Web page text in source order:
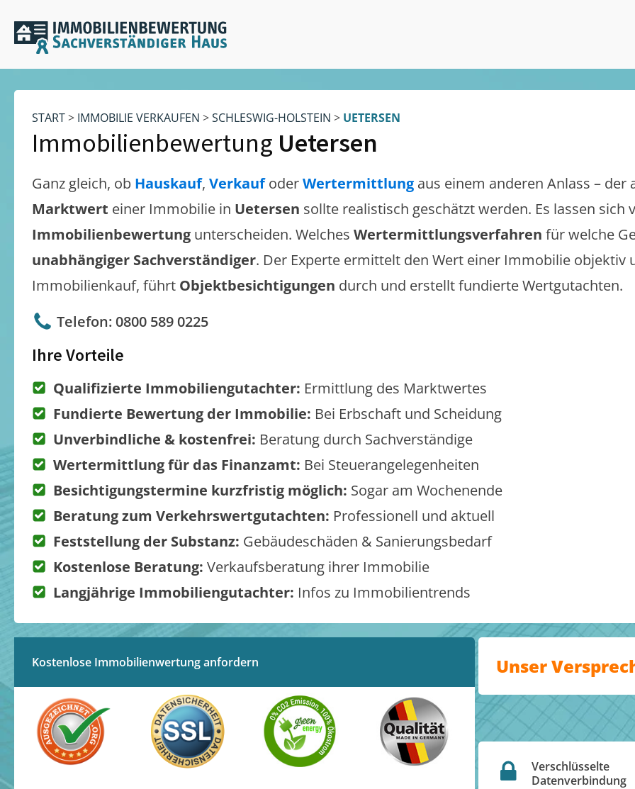
START> IMMOBILIE VERKAUFEN >SCHLESWIG-HOLSTEIN > UETERSEN
Immobilienbewertung Uetersen
Ganz gleich, ob Hauskauf, VerkaufoderWertermittlung aus einem anderen Anlass – der
Marktwert einer Immobilie in Uetersen sollte realistisch geschätzt werden. Es lassen sich
Immobilienbewertung unterscheiden. Welches Wertermittlungsverfahren für welche
unabhängiger Sachverständiger. Der Experte ermittelt den Wert einer Immobilie objektiv
Immobilienkauf, führt Objektbesichtigungen durch und erstellt fundierte Wertgutachten.
Telefon: 0800 589 0225
Ihre Vorteile
Qualifizierte Immobiliengutachter: Ermittlung des Marktwertes
Fundierte Bewertung der Immobilie: Bei Erbschaft und Scheidung
Unverbindliche & kostenfrei: Beratung durch Sachverständige
Wertermittlung für das Finanzamt: Bei Steuerangelegenheiten
Besichtigungstermine kurzfristig möglich: Sogar am Wochenende
Beratung zum Verkehrswertgutachten: Professionell und aktuell
Feststellung der Substanz: Gebäudeschäden & Sanierungsbedarf
Kostenlose Beratung: Verkaufsberatung ihrer Immobilie
Langjährige Immobiliengutachter: Infos zu Immobilientrends
Kostenlose Immobilienwertung anfordern Unser
Verschlüsselte
Datenverbindung